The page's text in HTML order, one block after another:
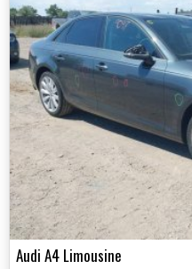
Audi A4 Limousine